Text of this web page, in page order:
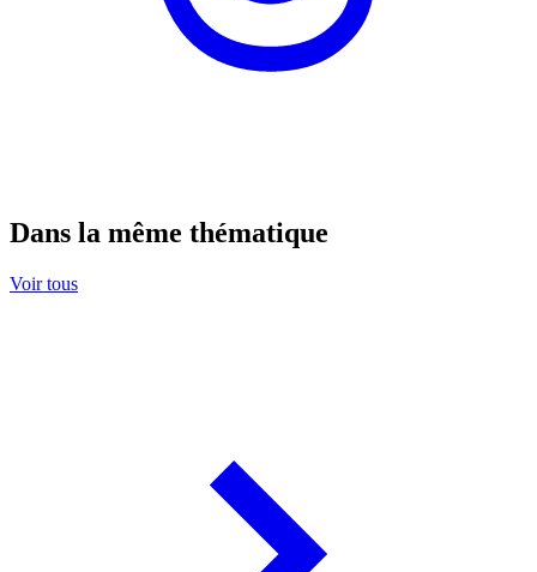
Dans la même thématique
Voir tous